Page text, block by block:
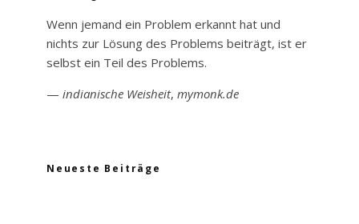
Wenn jemand ein Problem erkannt hat und
nichts zur Lösung des Problems beiträgt, ist er
selbst ein Teil des Problems.
— indianische Weisheit, mymonk.de
Neueste Beiträge